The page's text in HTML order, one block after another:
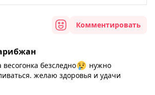
Комментировать
безследно
нужно
желаю здоровья и удачи